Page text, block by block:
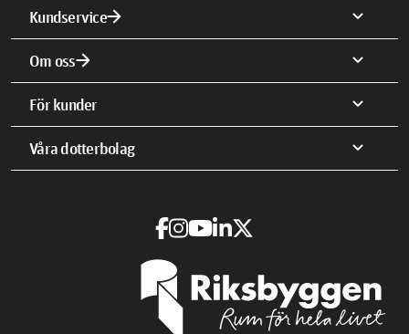
Kundservicearrow_forward expand_more
Om ossarrow_forward expand_more
För kunder expand_more
Våra dotterbolag expand_more